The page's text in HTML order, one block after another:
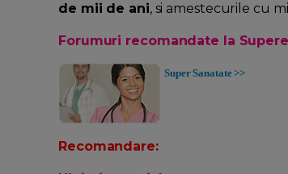
de mii de ani, si amestecurile cu
Forumuri recomandate la
Super Sanatate >>
Recomandare: